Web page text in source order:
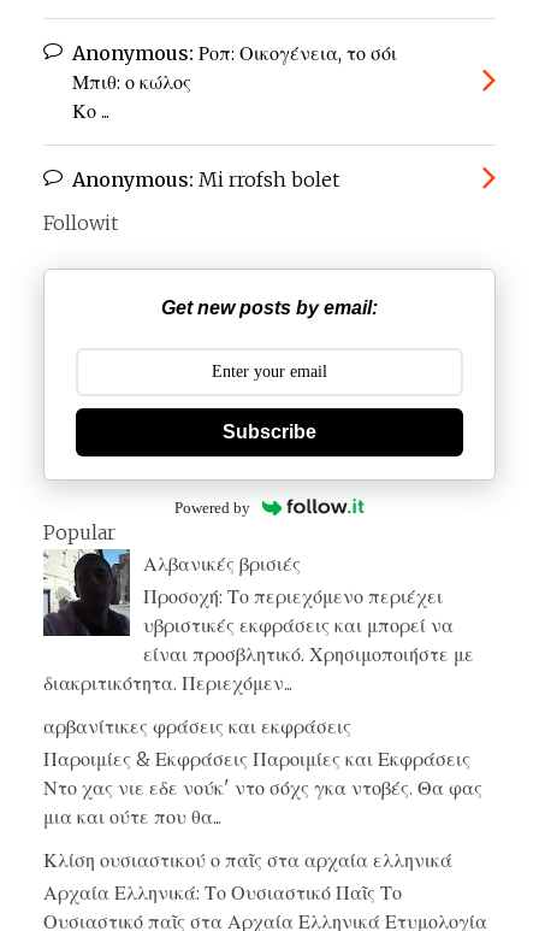
Anonymous: Ροπ: Οικογένεια, το σόι
Μπιθ: ο κώλος
Κο ...
Anonymous: Mi rrofsh bolet
Followit
Get new posts by email:
Subscribe
Powered by
Popular
Αλβανικές βρισιές
Προσοχή: Το περιεχόμενο περιέχει
υβριστικές εκφράσεις και μπορεί να
είναι προσβλητικό. Χρησιμοποιήστε με
διακριτικότητα. Περιεχόμεν...
αρβανίτικες φράσεις και εκφράσεις
Παροιμίες & Εκφράσεις Παροιμίες και Εκφράσεις
Ντο χας νιε εδε νούκ' ντο σόχς γκα ντοβές. Θα φας
μια και ούτε που θα...
Κλίση ουσιαστικού ο παῖς στα αρχαία ελληνικά
Αρχαία Ελληνικά: Το Ουσιαστικό Παῖς Το
Ουσιαστικό παῖς στα Αρχαία Ελληνικά Ετυμολογία